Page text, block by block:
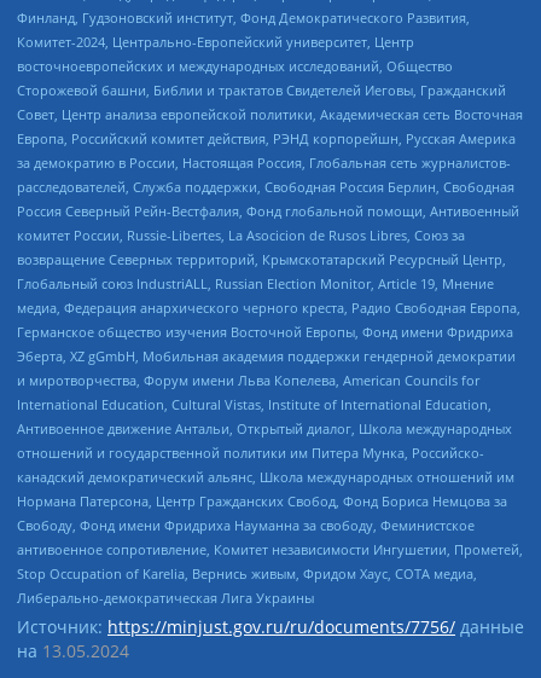
Финланд, Гудзоновский институт, Фонд Демократического Развития,
Комитет-2024, Центрально-Европейский университет, Центр
восточноевропейских и международных исследований, Общество
Сторожевой башни, Библии и трактатов Свидетелей Иеговы, Гражданский
Совет, Центр анализа европейской политики, Академическая сеть Восточная
Европа, Российский комитет действия, РЭНД корпорейшн, Русская Америка
за демократию в России, Настоящая Россия, Глобальная сеть журналистов-
расследователей, Служба поддержки, Свободная Россия Берлин, Свободная
Россия Северный Рейн-Вестфалия, Фонд глобальной помощи, Антивоенный
комитет России, Russie-Libertes, La Asocicion de Rusos Libres, Союз за
возвращение Северных территорий, Крымскотатарский Ресурсный Центр,
Глобальный союз IndustriALL, Russian Election Monitor, Article 19, Мнение
медиа, Федерация анархического черного креста, Радио Свободная Европа,
Германское общество изучения Восточной Европы, Фонд имени Фридриха
Эберта, XZ gGmbH, Мобильная академия поддержки гендерной демократии
и миротворчества, Форум имени Льва Копелева, American Councils for
International Education, Cultural Vistas, Institute of International Education,
Антивоенное движение Антальи, Открытый диалог, Школа международных
отношений и государственной политики им Питера Мунка, Российско-
канадский демократический альянс, Школа международных отношений им
Нормана Патерсона, Центр Гражданских Свобод, Фонд Бориса Немцова за
Свободу, Фонд имени Фридриха Науманна за свободу, Феминистское
антивоенное сопротивление, Комитет независимости Ингушетии, Прометей,
Stop Occupation of Karelia, Вернись живым, Фридом Хаус, СОТА медиа,
Либерально-демократическая Лига Украины
Источник: https://minjust.gov.ru/ru/documents/7756/ данные
на 13.05.2024